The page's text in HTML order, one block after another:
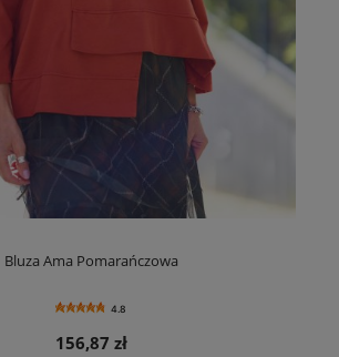
Bluza Ama Pomarańczowa
4.8
156,87 zł